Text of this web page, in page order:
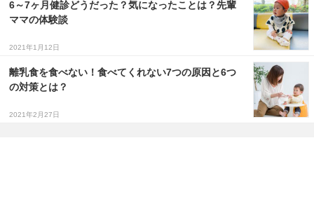
6～7ヶ月健診どうだった？気になったことは？先輩
ママの体験談
2021年1月12日
離乳食を食べない！食べてくれない7つの原因と6つ
の対策とは？
2021年2月27日